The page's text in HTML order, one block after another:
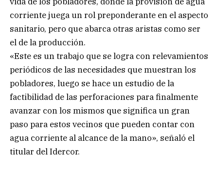
corriente juega un rol preponderante en el aspecto
sanitario, pero que abarca otras aristas como ser
el de la producción.
«Este es un trabajo que se logra con relevamientos
periódicos de las necesidades que muestran los
pobladores, luego se hace un estudio de la
factibilidad de las perforaciones para finalmente
avanzar con los mismos que significa un gran
paso para estos vecinos que pueden contar con
agua corriente al alcance de la mano», señaló el
titular del Idercor.